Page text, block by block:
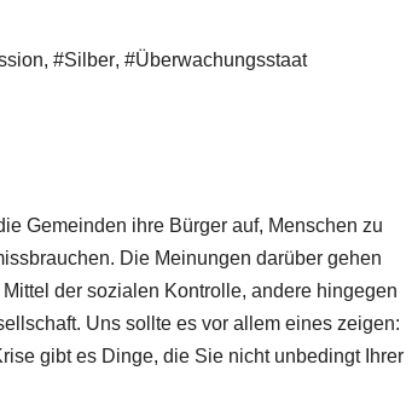
, #Silber, #Überwachungsstaat
Gemeinden ihre Bürger auf, Menschen zu
Die Meinungen darüber gehen
der sozialen Kontrolle, andere hingegen
Uns sollte es vor allem eines zeigen:
gibt es Dinge, die Sie nicht unbedingt Ihrer